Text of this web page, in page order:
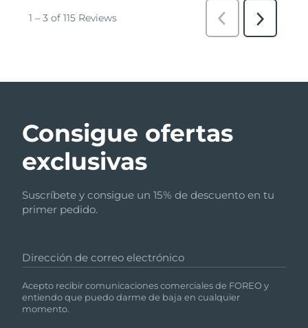
Consigue ofertas
exclusivas
Suscríbete y consigue un 15% de descuento en tu
primer pedido.
Dirección de correo electrónico
Acepto recibir comunicaciones comerciales de FOREO y
entiendo que puedo darme de baja en cualquier
momento.